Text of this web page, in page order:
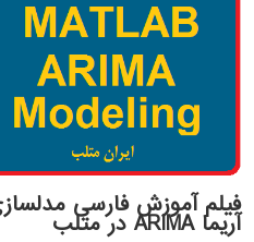
فیلم آموزش فارسی
آریما ARIMA در متلب